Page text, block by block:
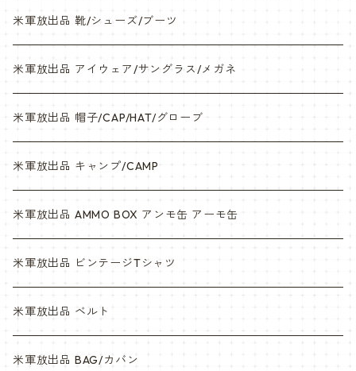
米軍放出品 靴/シューズ/ブーツ
米軍放出品 アイウェア/サングラス/メガネ
米軍放出品 帽子/CAP/HAT/グローブ
米軍放出品 キャンプ/CAMP
米軍放出品 AMMO BOX アンモ缶 アーモ缶
米軍放出品 ビンテージTシャツ
米軍放出品 ベルト
米軍放出品 BAG/カバン